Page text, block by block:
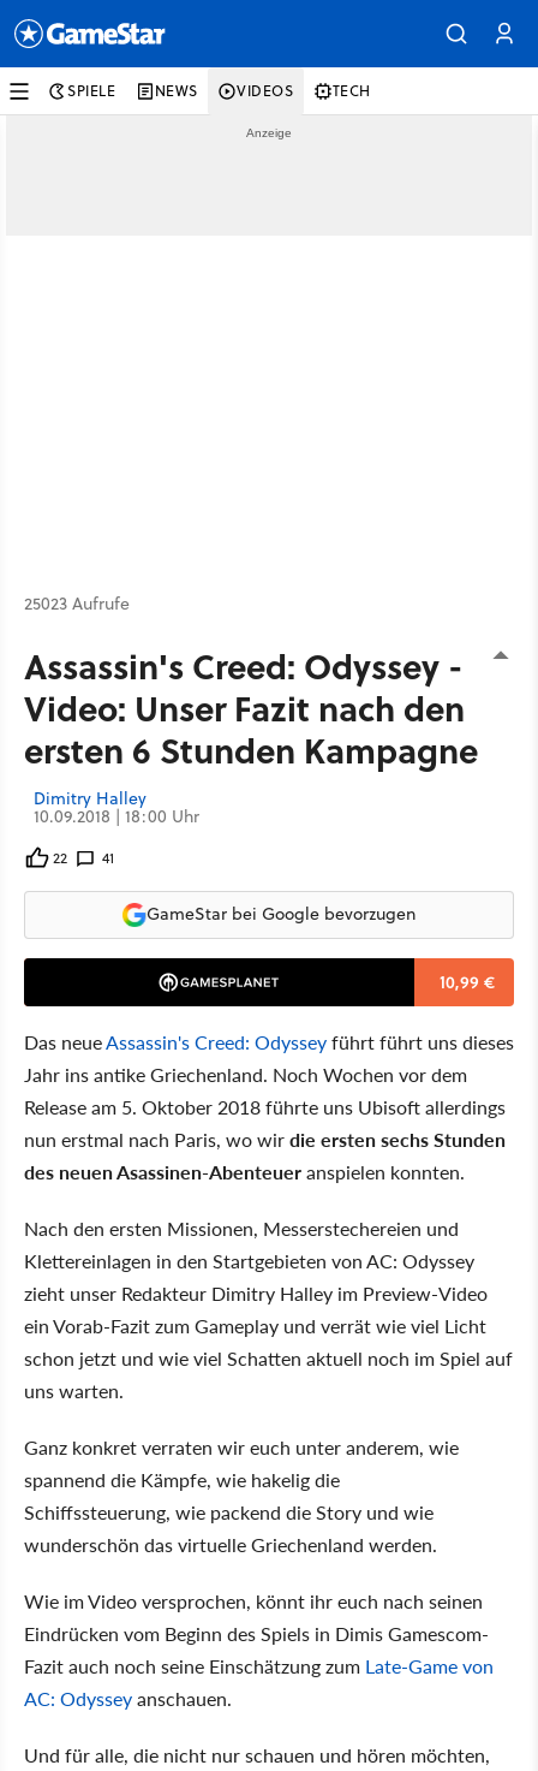
SPIELE NEWS VIDEOS TECH
25023 Aufrufe
Assassin's Creed: Odyssey -
Video: Unser Fazit nach den
ersten 6 Stunden Kampagne
Dimitry Halley
10.09.2018 | 18:00 Uhr
22 41
GameStar bei Google bevorzugen
10,99 €
Das neueAssassin's Creed: Odysseyführt führt uns dieses
Jahr ins antike Griechenland. Noch Wochen vor dem
Release am 5. Oktober 2018 führte uns Ubisoft allerdings
nun erstmal nach Paris, wo wirdie ersten sechs Stunden
des neuen Asassinen-Abenteueranspielen konnten.
Nach den ersten Missionen, Messerstechereien und
Klettereinlagen in den Startgebieten von AC: Odyssey
zieht unser Redakteur Dimitry Halley im Preview-Video
ein Vorab-Fazit zum Gameplay und verrät wie viel Licht
schon jetzt und wie viel Schatten aktuell noch im Spiel auf
uns warten.
Ganz konkret verraten wir euch unter anderem, wie
spannend die Kämpfe, wie hakelig die
Schiffssteuerung, wie packend die Story und wie
wunderschön das virtuelle Griechenland werden.
Wie im Video versprochen, könnt ihr euch nach seinen
Eindrücken vom Beginn des Spiels in Dimis Gamescom-
Fazit auch noch seine Einschätzung zum Late-Game von
AC: Odysseyanschauen.
Und für alle, die nicht nur schauen und hören möchten,